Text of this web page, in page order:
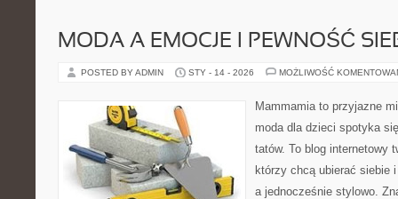
MODA A EMOCJE I PEWNOŚĆ
POSTED BY ADMIN STY - 14 - 2026 MOŻLIWOŚĆ
Mammamia to przyjazne
moda dla dzieci spotyka
tatów. To blog internetowy
którzy chcą ubierać siebie
a jednocześnie stylowo.